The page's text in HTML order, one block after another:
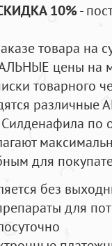
10%-
товара на
цены на
товарного
по
для
без
для